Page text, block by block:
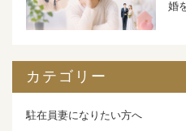
婚
カテゴリー
駐在員妻になりたい方へ